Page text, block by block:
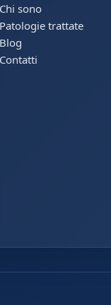
Chi sono
Patologie trattate
Blog
Contatti